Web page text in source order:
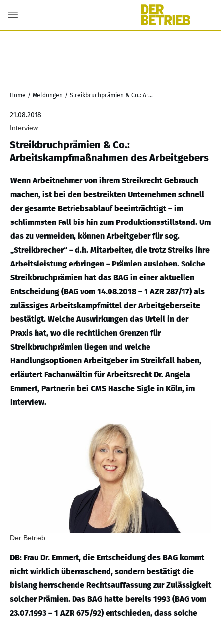
Home / Meldungen / Streikbruchprämien & Co.: Arbeitskampfmaßnahmen des Arbeitgebers
21.08.2018
Interview
Streikbruchprämien & Co.:
Arbeitskampfmaßnahmen des Arbeitgebers
Wenn Arbeitnehmer von ihrem Streikrecht Gebrauch
machen, ist bei den bestreikten Unternehmen schnell
der gesamte Betriebsablauf beeinträchtigt – im
schlimmsten Fall bis hin zum Produktionsstillstand. Um
das zu vermeiden, können Arbeitgeber für sog.
„Streikbrecher“ – d.h. Mitarbeiter, die trotz Streiks ihre
Arbeitsleistung erbringen – Prämien ausloben. Solche
Streikbruchprämien hat das BAG in einer aktuellen
Entscheidung (BAG vom 14.08.2018 – 1 AZR 287/17) als
zulässiges Arbeitskampfmittel der Arbeitgeberseite
bestätigt. Welche Auswirkungen das Urteil in der
Praxis hat, wo die rechtlichen Grenzen für
Streikbruchprämien liegen und welche
Handlungsoptionen Arbeitgeber im Streikfall haben,
erläutert Fachanwältin für Arbeitsrecht Dr. Angela
Emmert, Partnerin bei CMS Hasche Sigle in Köln, im
Interview.
Der Betrieb
DB: Frau Dr. Emmert, die Entscheidung des BAG kommt
nicht wirklich überraschend, sondern bestätigt die
bislang herrschende Rechtsauffassung zur Zulässigkeit
solcher Prämien. Das BAG hatte bereits 1993 (BAG vom
23.07.1993 – 1 AZR 675/92) entschieden, dass solche